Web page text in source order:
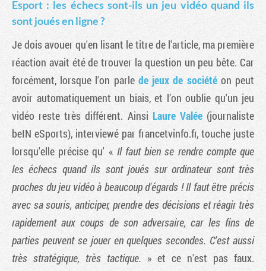
Esport : les échecs sont-ils un jeu vidéo quand ils
sont joués en ligne ?
Je dois avouer qu'en lisant le titre de l'article, ma première
réaction avait été de trouver la question un peu bête. Car
forcément, lorsque l'on parle de jeux de sociétéon peut
avoir automatiquement un biais, et l’on oublie qu'un jeu
vidéo reste très différent. Ainsi Laure Valée(journaliste
beIN eSports), interviewé par francetvinfo.fr, touche juste
lorsqu'elle précise qu' « Il faut bien se rendre compte que
les échecs quand ils sont joués sur ordinateur sont très
proches du jeu vidéo à beaucoup d'égards ! Il faut être précis
avec sa souris, anticiper, prendre des décisions et réagir très
rapidement aux coups de son adversaire, car les fins de
parties peuvent se jouer en quelques secondes. C'est aussi
très stratégique, très tactique. » et ce n'est pas faux.